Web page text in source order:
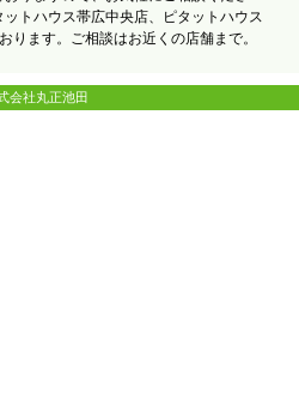
トハウス帯広中央店、ピタットハウス
ります。ご相談はお近くの店舗まで。
会社丸正池田